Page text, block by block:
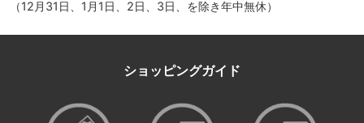
（12月31日、1月1日、2日、3日、を除き年中無休）
ショッピングガイド